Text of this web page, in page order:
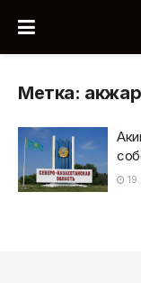
Метка: